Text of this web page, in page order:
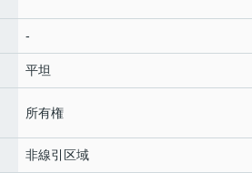
-
平坦
所有権
非線引区域